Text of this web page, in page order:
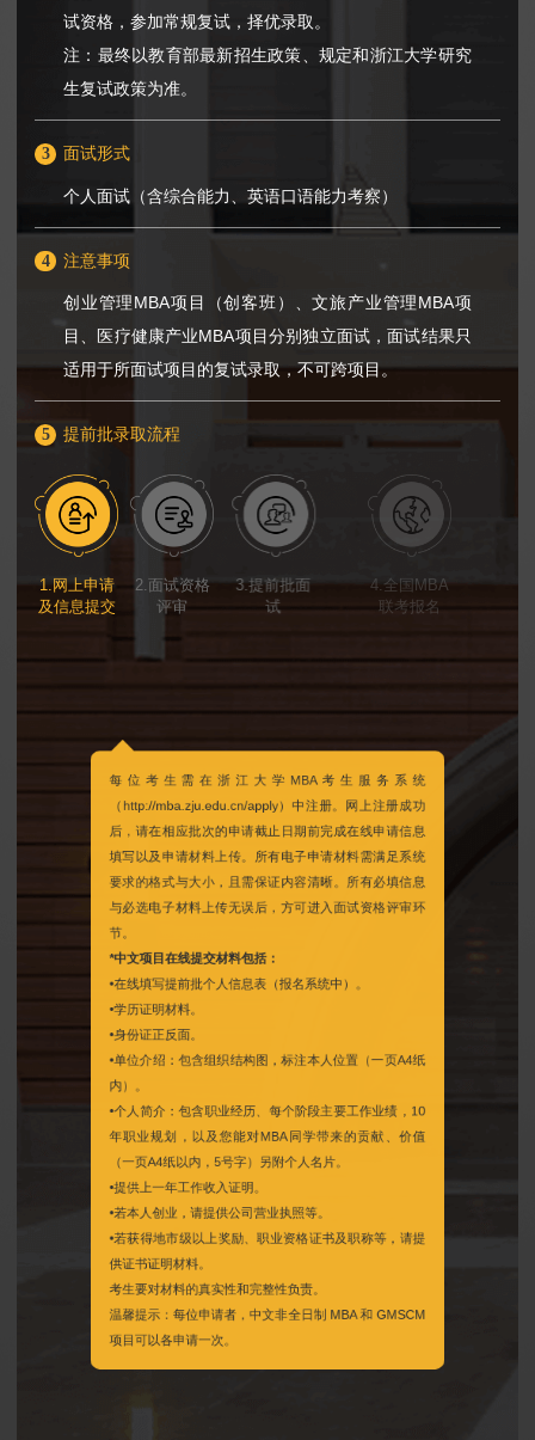
试资格，参加常规复试，择优录取。
注：最终以教育部最新招生政策、规定和浙江大学研究
生复试政策为准。
3 面试形式
个人面试（含综合能力、英语口语能力考察）
4 注意事项
创业管理MBA项目（创客班）、文旅产业管理MBA项
目、医疗健康产业MBA项目分别独立面试，面试结果只
适用于所面试项目的复试录取，不可跨项目。
5 提前批录取流程
1.网上申请
及信息提交
2.面试资格
评审
3.提前批面
试
4.全国MBA
联考报名
5.参加全国
MBA联考
后，请在相应批次的申请截止日期前完成在线申请信息
填写以及申请材料上传。所有电子申请材料需满足系统
要求的格式与大小，且需保证内容清晰。所有必填信息
与必选电子材料上传无误后，方可进入面试资格评审环
节。
*中文项目在线提交材料包括：
•在线填写提前批个人信息表（报名系统中）。
•学历证明材料。
•身份证正反面。
•单位介绍：包含组织结构图，标注本人位置（一页A4纸
内）。
•个人简介：包含职业经历、每个阶段主要工作业绩，10
年职业规划，以及您能对MBA同学带来的贡献、价值
（一页A4纸以内，5号字）另附个人名片。
•若本人创业，请提供公司营业执照等。
•若获得地市级以上奖励、职业资格证书及职称等，请提
供证书证明材料。
考生要对材料的真实性和完整性负责。